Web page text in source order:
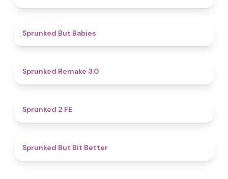
Sprunked But Babies
Sprunked Remake 3.0
Sprunked 2 FE
Sprunked But Bit Better